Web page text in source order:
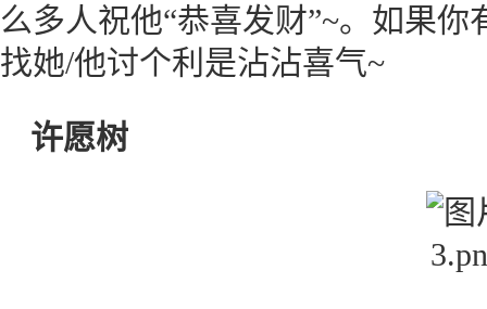
么多人祝他“恭喜发财”~。如果
找她/他讨个利是沾沾喜气~
许愿树